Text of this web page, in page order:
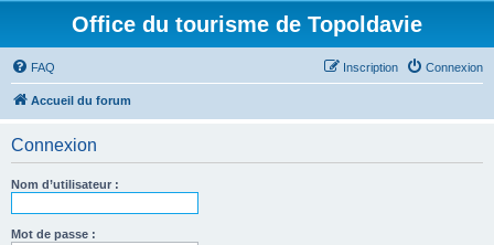
Office du tourisme de Topoldavie
FAQ Connexion
Inscription
Accueil du forum
Connexion
Nom d’utilisateur :
Mot de passe :